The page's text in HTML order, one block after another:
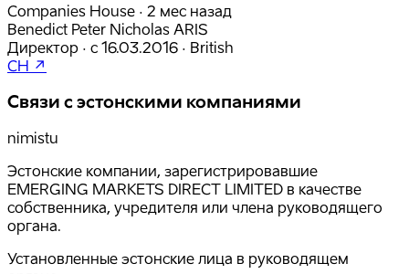
Companies House · 2 мес назад
Benedict Peter Nicholas ARIS
Директор · с 16.03.2016 · British
CH ↗
Связи с эстонскими компаниями
nimistu
Эстонские компании, зарегистрировавшие
EMERGING MARKETS DIRECT LIMITED в качестве
собственника, учредителя или члена руководящего
органа.
Установленные эстонские лица в руководящем